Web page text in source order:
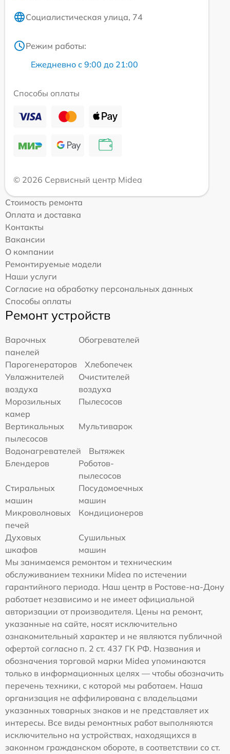
Социалистическая улица, 74
Режим работы:
Ежедневно с 9:00 до 21:00
Способы оплаты
© 2026 Сервисный центр Midea
Стоимость ремонта
Оплата и доставка
Контакты
Вакансии
О компании
Ремонтируемые модели
Наши услуги
Согласие на обработку персональных данных
Способы оплаты
Ремонт устройств
Варочных
панелей
Обогревателей
Парогенераторов
Хлебопечек
Увлажнителей
воздуха
Очистителей
воздуха
Морозильных
камер
Пылесосов
Вертикальных
пылесосов
Мультиварок
Водонагревателей
Вытяжек
Блендеров
Роботов-
пылесосов
Стиральных
машин
Посудомоечных
машин
Микроволновых
печей
Кондиционеров
Духовых
шкафов
Сушильных
машин
Мы занимаемся ремонтом и техническим
обслуживанием техники Midea по истечении
гарантийного периода. Наш центр в Ростове-на-Дону
работает независимо и не имеет официальной
авторизации от производителя. Цены на ремонт,
указанные на сайте, носят исключительно
ознакомительный характер и не являются публичной
офертой согласно п. 2 ст. 437 ГК РФ. Названия и
обозначения торговой марки Midea упоминаются
только в информационных целях — чтобы обозначить
перечень техники, с которой мы работаем. Наша
организация не аффилирована с владельцами
указанных товарных знаков и не представляет их
интересы. Все виды ремонтных работ выполняются
исключительно на устройствах, находящихся в
законном гражданском обороте, в соответствии со ст.